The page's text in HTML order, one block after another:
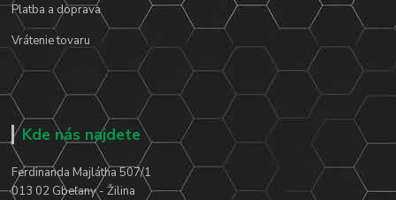
Platba a doprava
Vrátenie tovaru
Kde nás najdete
Ferdinanda Majlátha 507/1
013 02 Gbeľany - Žilina